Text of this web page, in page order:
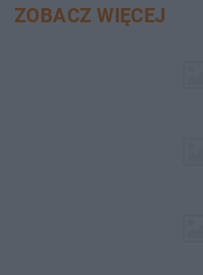
ZOBACZ WIĘCEJ